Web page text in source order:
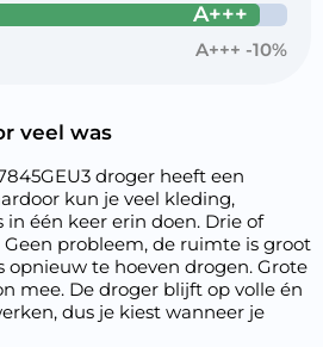
A+++
A+++ -10%
veel was
droger heeft een
kun je veel kleding,
één keer erin doen. Drie of
probleem, de ruimte is groot
opnieuw te hoeven drogen. Grote
mee. De droger blijft op volle én
dus je kiest wanneer je